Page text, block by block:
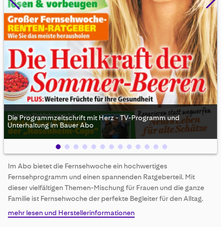
Die Programmzeitschrift mit Herz - TV-Programm und
Unterhaltung im Bauer Abo
to
the
beginning
of
images
Im Abo bietet die Fernsehwoche ein hochwertiges
Fernsehprogramm und einen spannenden Ratgeberteil. Mit
dieser vielfältigen Themen-Mischung für Frauen und die ganze
Familie ist Fernsehwoche der perfekte Begleiter für den Alltag.
mehr lesen und Herstellerinformationen